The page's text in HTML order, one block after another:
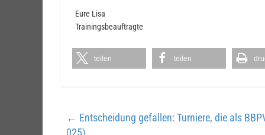
Eure Lisa
Trainingsbeauftragte
teilen teilen
← Entscheidung gefallen: Turniere, die als
025)